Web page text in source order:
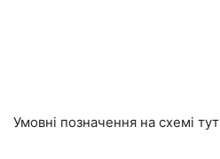
Умовні позначення на схемі тут